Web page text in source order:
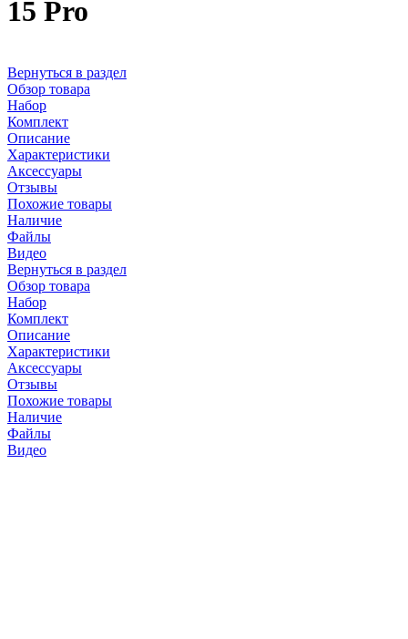
15 Pro
Вернуться в раздел
Обзор товара
Набор
Комплект
Описание
Характеристики
Аксессуары
Отзывы
Похожие товары
Наличие
Файлы
Видео
Вернуться в раздел
Обзор товара
Набор
Комплект
Описание
Характеристики
Аксессуары
Отзывы
Похожие товары
Наличие
Файлы
Видео